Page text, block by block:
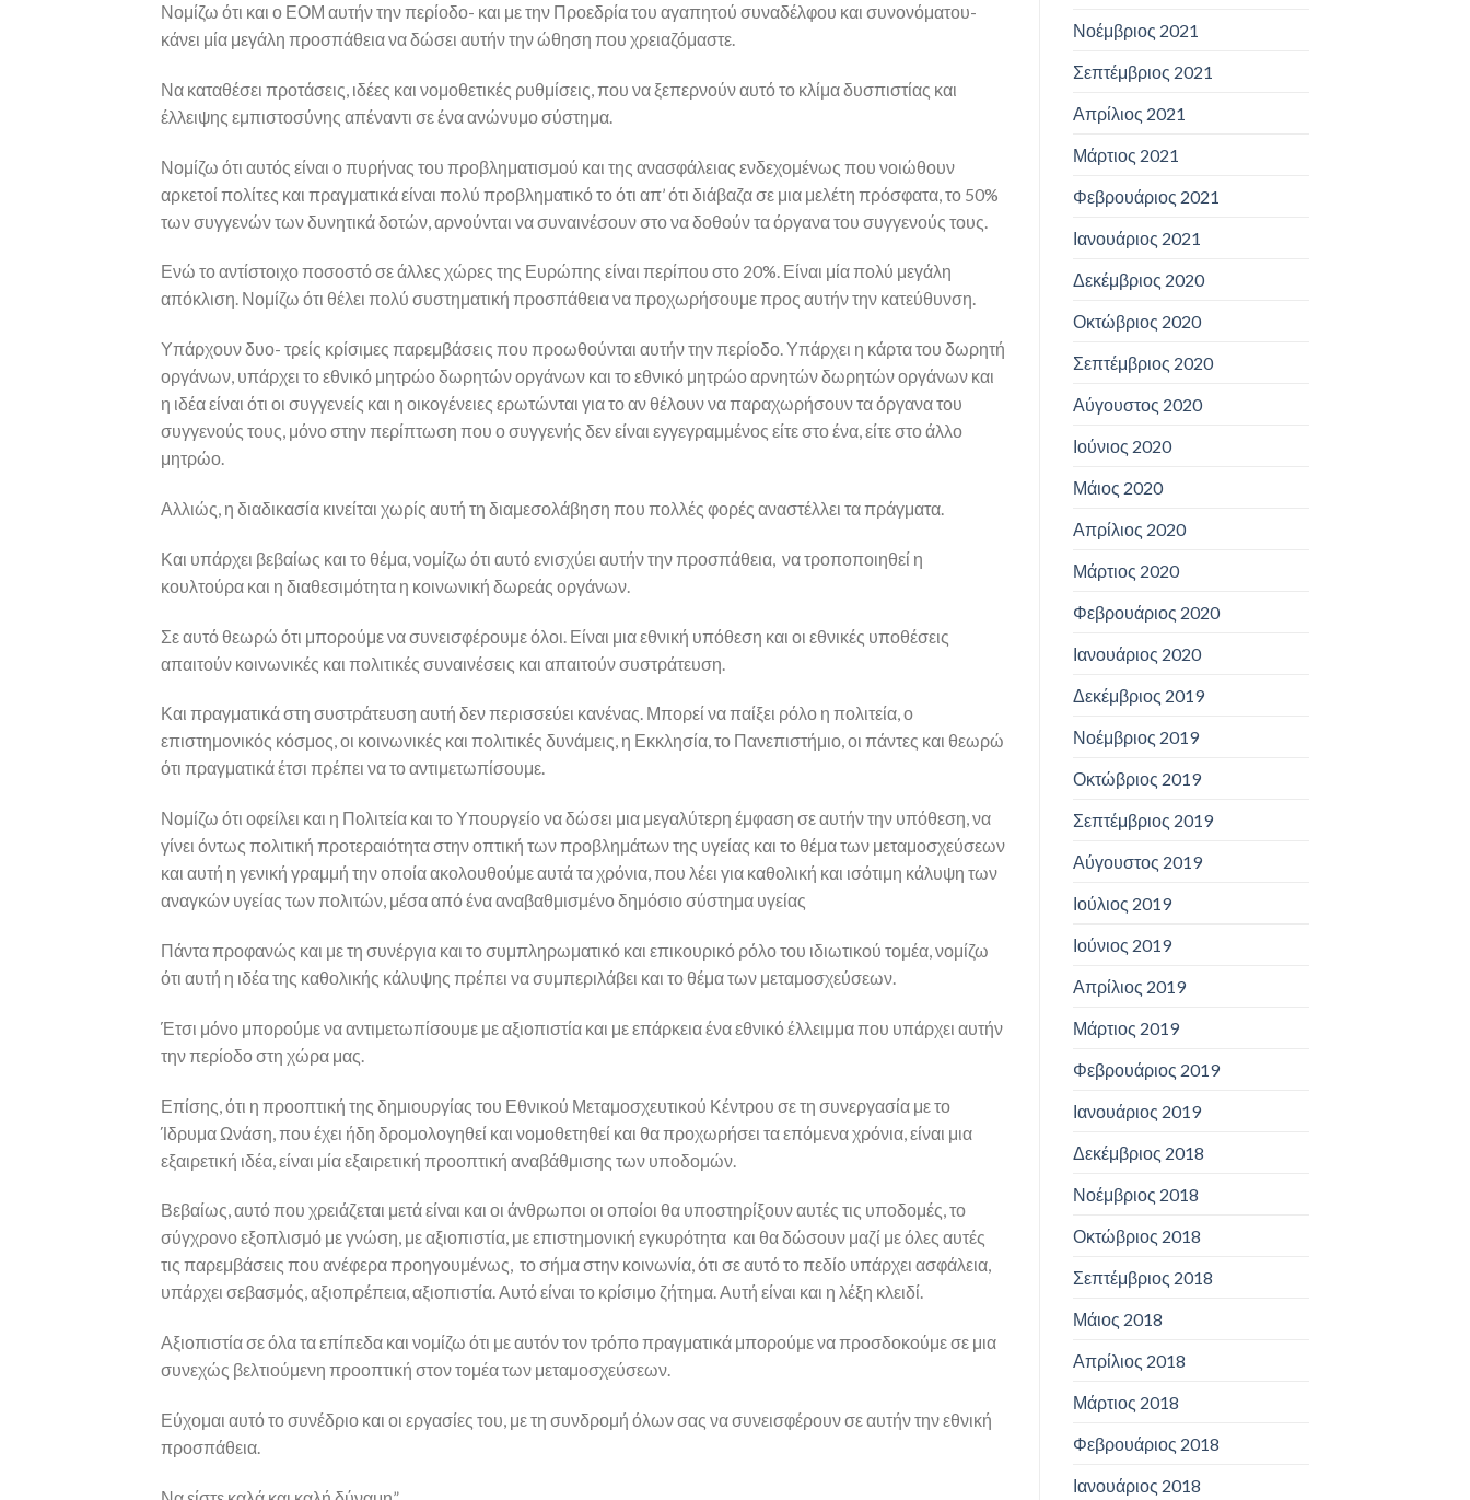
Νομίζω ότι και ο ΕΟΜ αυτήν την περίοδο- και με την Προεδρία του αγαπητού συναδέλφου και συνονόματου-
κάνει μία μεγάλη προσπάθεια να δώσει αυτήν την ώθηση που χρειαζόμαστε.
Να καταθέσει προτάσεις, ιδέες και νομοθετικές ρυθμίσεις, που να ξεπερνούν αυτό το κλίμα δυσπιστίας και
έλλειψης εμπιστοσύνης απέναντι σε ένα ανώνυμο σύστημα.
Νομίζω ότι αυτός είναι ο πυρήνας του προβληματισμού και της ανασφάλειας ενδεχομένως που νοιώθουν
αρκετοί πολίτες και πραγματικά είναι πολύ προβληματικό το ότι απ’ ότι διάβαζα σε μια μελέτη πρόσφατα, το 50%
των συγγενών των δυνητικά δοτών, αρνούνται να συναινέσουν στο να δοθούν τα όργανα του συγγενούς τους.
Ενώ το αντίστοιχο ποσοστό σε άλλες χώρες της Ευρώπης είναι περίπου στο 20%. Είναι μία πολύ μεγάλη
απόκλιση. Νομίζω ότι θέλει πολύ συστηματική προσπάθεια να προχωρήσουμε προς αυτήν την κατεύθυνση.
Υπάρχουν δυο- τρείς κρίσιμες παρεμβάσεις που προωθούνται αυτήν την περίοδο. Υπάρχει η κάρτα του δωρητή
οργάνων, υπάρχει το εθνικό μητρώο δωρητών οργάνων και το εθνικό μητρώο αρνητών δωρητών οργάνων και
η ιδέα είναι ότι οι συγγενείς και η οικογένειες ερωτώνται για το αν θέλουν να παραχωρήσουν τα όργανα του
συγγενούς τους, μόνο στην περίπτωση που ο συγγενής δεν είναι εγγεγραμμένος είτε στο ένα, είτε στο άλλο
μητρώο.
Αλλιώς, η διαδικασία κινείται χωρίς αυτή τη διαμεσολάβηση που πολλές φορές αναστέλλει τα πράγματα.
Και υπάρχει βεβαίως και το θέμα, νομίζω ότι αυτό ενισχύει αυτήν την προσπάθεια, να τροποποιηθεί η
κουλτούρα και η διαθεσιμότητα η κοινωνική δωρεάς οργάνων.
Σε αυτό θεωρώ ότι μπορούμε να συνεισφέρουμε όλοι. Είναι μια εθνική υπόθεση και οι εθνικές υποθέσεις
απαιτούν κοινωνικές και πολιτικές συναινέσεις και απαιτούν συστράτευση.
Και πραγματικά στη συστράτευση αυτή δεν περισσεύει κανένας. Μπορεί να παίξει ρόλο η πολιτεία, ο
επιστημονικός κόσμος, οι κοινωνικές και πολιτικές δυνάμεις, η Εκκλησία, το Πανεπιστήμιο, οι πάντες και θεωρώ
ότι πραγματικά έτσι πρέπει να το αντιμετωπίσουμε.
Νομίζω ότι οφείλει και η Πολιτεία και το Υπουργείο να δώσει μια μεγαλύτερη έμφαση σε αυτήν την υπόθεση, να
γίνει όντως πολιτική προτεραιότητα στην οπτική των προβλημάτων της υγείας και το θέμα των μεταμοσχεύσεων
και αυτή η γενική γραμμή την οποία ακολουθούμε αυτά τα χρόνια, που λέει για καθολική και ισότιμη κάλυψη των
αναγκών υγείας των πολιτών, μέσα από ένα αναβαθμισμένο δημόσιο σύστημα υγείας
Πάντα προφανώς και με τη συνέργια και το συμπληρωματικό και επικουρικό ρόλο του ιδιωτικού τομέα, νομίζω
ότι αυτή η ιδέα της καθολικής κάλυψης πρέπει να συμπεριλάβει και το θέμα των μεταμοσχεύσεων.
Έτσι μόνο μπορούμε να αντιμετωπίσουμε με αξιοπιστία και με επάρκεια ένα εθνικό έλλειμμα που υπάρχει αυτήν
την περίοδο στη χώρα μας.
Επίσης, ότι η προοπτική της δημιουργίας του Εθνικού Μεταμοσχευτικού Κέντρου σε τη συνεργασία με το
Ίδρυμα Ωνάση, που έχει ήδη δρομολογηθεί και νομοθετηθεί και θα προχωρήσει τα επόμενα χρόνια, είναι μια
εξαιρετική ιδέα, είναι μία εξαιρετική προοπτική αναβάθμισης των υποδομών.
Βεβαίως, αυτό που χρειάζεται μετά είναι και οι άνθρωποι οι οποίοι θα υποστηρίξουν αυτές τις υποδομές, το
σύγχρονο εξοπλισμό με γνώση, με αξιοπιστία, με επιστημονική εγκυρότητα και θα δώσουν μαζί με όλες αυτές
τις παρεμβάσεις που ανέφερα προηγουμένως, το σήμα στην κοινωνία, ότι σε αυτό το πεδίο υπάρχει ασφάλεια,
υπάρχει σεβασμός, αξιοπρέπεια, αξιοπιστία. Αυτό είναι το κρίσιμο ζήτημα. Αυτή είναι και η λέξη κλειδί.
Αξιοπιστία σε όλα τα επίπεδα και νομίζω ότι με αυτόν τον τρόπο πραγματικά μπορούμε να προσδοκούμε σε μια
συνεχώς βελτιούμενη προοπτική στον τομέα των μεταμοσχεύσεων.
Εύχομαι αυτό το συνέδριο και οι εργασίες του, με τη συνδρομή όλων σας να συνεισφέρουν σε αυτήν την εθνική
προσπάθεια.
Νοέμβριος 2021
Σεπτέμβριος 2021
Απρίλιος 2021
Μάρτιος 2021
Φεβρουάριος 2021
Ιανουάριος 2021
Δεκέμβριος 2020
Οκτώβριος 2020
Σεπτέμβριος 2020
Αύγουστος 2020
Ιούνιος 2020
Μάιος 2020
Απρίλιος 2020
Μάρτιος 2020
Φεβρουάριος 2020
Ιανουάριος 2020
Δεκέμβριος 2019
Νοέμβριος 2019
Οκτώβριος 2019
Σεπτέμβριος 2019
Αύγουστος 2019
Ιούλιος 2019
Ιούνιος 2019
Απρίλιος 2019
Μάρτιος 2019
Φεβρουάριος 2019
Ιανουάριος 2019
Δεκέμβριος 2018
Νοέμβριος 2018
Οκτώβριος 2018
Σεπτέμβριος 2018
Μάιος 2018
Απρίλιος 2018
Μάρτιος 2018
Φεβρουάριος 2018
Ιανουάριος 2018